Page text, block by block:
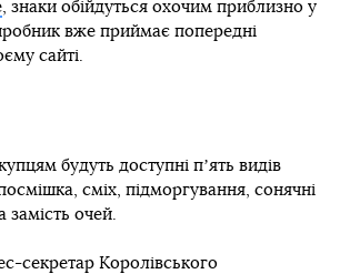
, знаки обійдуться охочим приблизно у
вже приймає попередні
сайті.
будуть доступні пʼять видів
сміх, підморгування, сонячні
замість очей.
секретар Королівського